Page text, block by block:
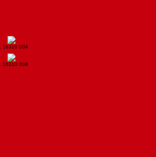
18310 004
18310 008